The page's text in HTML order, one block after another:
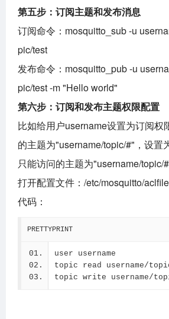
第五步：订阅主题和发布消息
订阅命令：mosquitto_sub -u
pic/test
发布命令：mosquitto_pub -u
pic/test-m "Hello world"
第六步：订阅和发布主题权限配置
比如给用户username设置为订阅权
的主题为"username/topic/#"，设置
只能访问的主题为"username/topic/
打开配置文件：/etc/mosquitto/
代码：
PRETTYPRINT
user username
topic read username/
topic write username/